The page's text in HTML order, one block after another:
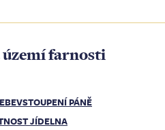
území farnosti
PÁNĚ
JÍDELNA